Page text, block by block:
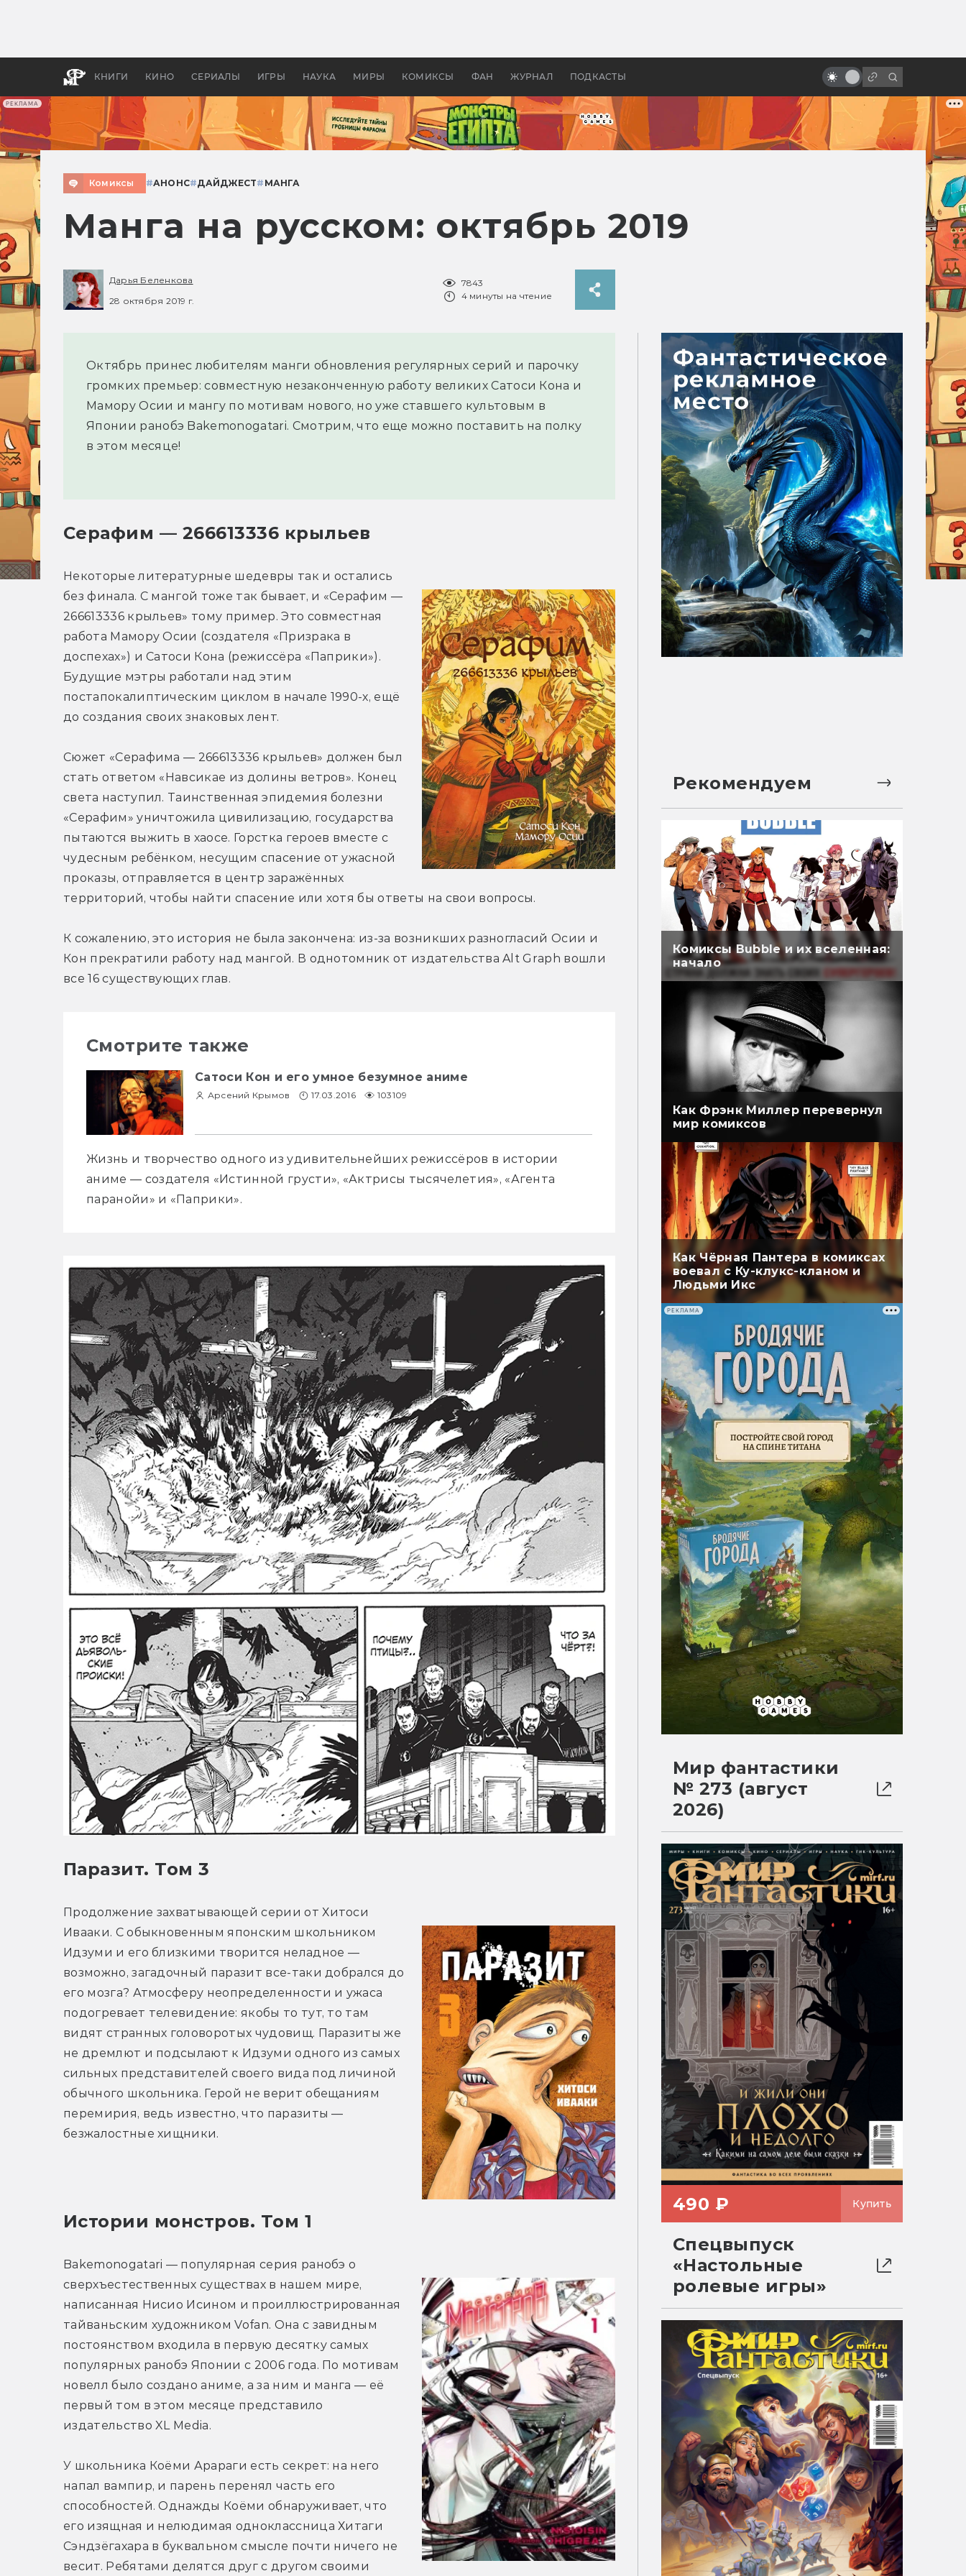
РЕКЛАМА
КНИГИ КИНО СЕРИАЛЫ ИГРЫ НАУКА МИРЫ КОМИКСЫ ФАН ЖУРНАЛ ПОДКАСТЫ
апокалипсис, в России —
бы «Властелина колец»
рождественские фильмы
Комиксы #АНОНС#ДАЙДЖЕСТ# МАНГА
Манга на русском: октябрь 2019
Дарья Беленкова
28 октября 2019 г.
7843
4 минуты на чтение
Октябрь принес любителям манги обновления регулярных серий и парочку
громких премьер: совместную незаконченную работу великих Сатоси Кона и
Мамору Осии и мангу по мотивам нового, но уже ставшего культовым в
Японии ранобэ Bakemonogatari. Смотрим, что еще можно поставить на полку
в этом месяце!
Серафим — 266613336 крыльев
Некоторые литературные шедевры так и остались
без финала. С мангой тоже так бывает, и «Серафим —
266613336 крыльев» тому пример. Это совместная
работа Мамору Осии (создателя «Призрака в
доспехах») и Сатоси Кона (режиссёра «Паприки»).
Будущие мэтры работали над этим
постапокалиптическим циклом в начале 1990-х, ещё
до создания своих знаковых лент.
Сюжет «Серафима — 266613336 крыльев» должен был
стать ответом «Навсикае из долины ветров». Конец
света наступил. Таинственная эпидемия болезни
«Серафим» уничтожила цивилизацию, государства
пытаются выжить в хаосе. Горстка героев вместе с
чудесным ребёнком, несущим спасение от ужасной
проказы, отправляется в центр заражённых
территорий, чтобы найти спасение или хотя бы ответы на свои вопросы.
К сожалению, это история не была закончена: из-за возникших разногласий Осии и
Кон прекратили работу над мангой. В однотомник от издательства Alt Graph вошли
все 16 существующих глав.
Смотрите также
Сатоси Кон и его умное безумное аниме
Арсений Крымов 17.03.2016 103109
Жизнь и творчество одного из удивительнейших режиссёров в истории
аниме — создателя «Истинной грусти», «Актрисы тысячелетия», «Агента
паранойи» и «Паприки».
Паразит. Том 3
Продолжение захватывающей серии от Хитоси
Ивааки. С обыкновенным японским школьником
Идзуми и его близкими творится неладное —
возможно, загадочный паразит все-таки добрался до
его мозга? Атмосферу неопределенности и ужаса
подогревает телевидение: якобы то тут, то там
видят странных головоротых чудовищ. Паразиты же
не дремлют и подсылают к Идзуми одного из самых
сильных представителей своего вида под личиной
обычного школьника. Герой не верит обещаниям
перемирия, ведь известно, что паразиты —
безжалостные хищники.
Истории монстров. Том 1
Bakemonogatari — популярная серия ранобэ о
сверхъестественных существах в нашем мире,
написанная Нисио Исином и проиллюстрированная
тайваньским художником Vofan. Она с завидным
постоянством входила в первую десятку самых
популярных ранобэ Японии с 2006 года. По мотивам
новелл было создано аниме, а за ним и манга — её
первый том в этом месяце представило
издательство XL Media.
У школьника Коёми Арараги есть секрет: на него
напал вампир, и парень перенял часть его
способностей. Однажды Коёми обнаруживает, что
его изящная и нелюдимая одноклассница Хитаги
Сэндзёгахара в буквальном смысле почти ничего не
весит. Ребятами делятся друг с другом своими
Рекомендуем
Комиксы Bubble и их вселенная:
начало
Как Фрэнк Миллер перевернул
мир комиксов
Как Чёрная Пантера в комиксах
воевал с Ку-клукс-кланом и
Людьми Икс
РЕКЛАМА
Мир фантастики
№ 273 (август
2026)
490 ₽ Купить
Спецвыпуск
«Настольные
ролевые игры»